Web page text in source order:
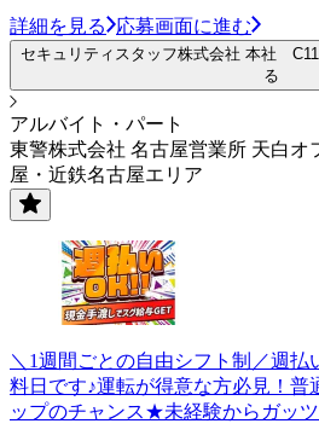
詳細を見る 応募画面に進む
セキュリティスタッフ株式会社 本社
る
アルバイト・パート
東警株式会社 名古屋営業所 天白オ
屋・近鉄名古屋エリア
＼1週間ごとの自由シフト制／週
料日です♪運転が得意な方必見！普
ップのチャンス★未経験からガッ